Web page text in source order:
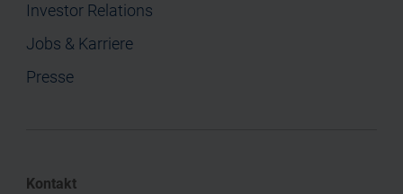
Investor Relations
Jobs & Karriere
Presse
Kontakt